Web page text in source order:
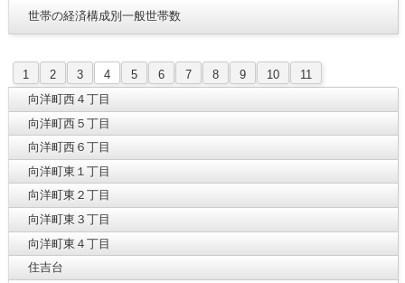
世帯の経済構成別一般世帯数
1 2 3 4 5 6 7 8 9 10
11
向洋町西４丁目
向洋町西５丁目
向洋町西６丁目
向洋町東１丁目
向洋町東２丁目
向洋町東３丁目
向洋町東４丁目
住吉台